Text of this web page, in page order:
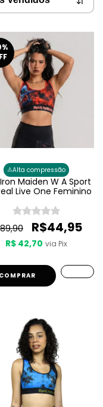
%
⚠️Alta compressão
Maiden W A Sport
Live One Feminino
R$44,95
R$ 42,70 via Pix
COMPRAR